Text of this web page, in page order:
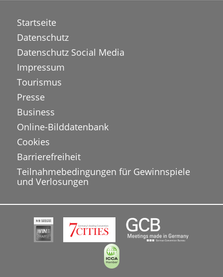
Startseite
Datenschutz
Datenschutz Social Media
Impressum
Tourismus
Presse
Business
Online-Bilddatenbank
Cookies
Barrierefreiheit
Teilnahmebedingungen für Gewinnspiele
und Verlosungen